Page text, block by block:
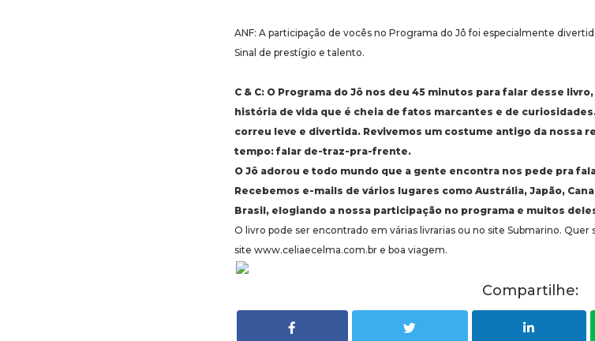
ANF: A participação de vocês no Programa do Jô foi especialmente
Sinal de prestígio e talento.
C & C: O Programa do Jô nos deu 45 minutos para falar desse
história de vida que é cheia de fatos marcantes e de
correu leve e divertida. Revivemos um costume antigo da nossa
tempo: falar de-traz-pra-frente.
O Jô adorou e todo mundo que a gente encontra nos pede pra
Recebemos e-mails de vários lugares como Austrália, Japão,
Brasil, elogiando a nossa participação no programa e muitos
O livro pode ser encontrado em várias livrarias ou no site Submarino. Quer
site www.celiaecelma.com.br e boa viagem.
Compartilhe: